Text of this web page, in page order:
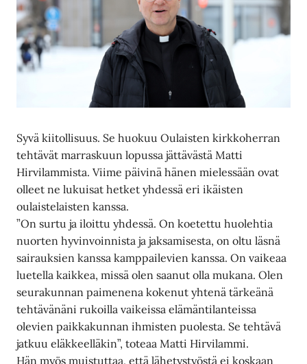
Syvä kiitollisuus. Se huokuu Oulaisten kirkkoherran
tehtävät marraskuun lopussa jättävästä Matti
Hirvilammista. Viime päivinä hänen mielessään ovat
olleet ne lukuisat hetket yhdessä eri ikäisten
oulaistelaisten kanssa.
”On surtu ja iloittu yhdessä. On koetettu huolehtia
nuorten hyvinvoinnista ja jaksamisesta, on oltu läsnä
sairauksien kanssa kamppailevien kanssa. On vaikeaa
luetella kaikkea, missä olen saanut olla mukana. Olen
seurakunnan paimenena kokenut yhtenä tärkeänä
tehtävänäni rukoilla vaikeissa elämäntilanteissa
olevien paikkakunnan ihmisten puolesta. Se tehtävä
jatkuu eläkkeelläkin”, toteaa Matti Hirvilammi.
Hän myös muistuttaa, että lähetystyöstä ei koskaan